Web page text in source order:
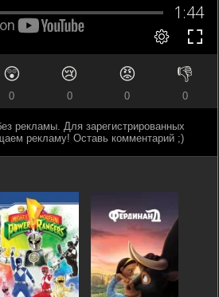
😲
0
😢
0
😡
0
👎
0
рекламы. Для зарегистрированных
рекламу! Оставь комментарий ;)